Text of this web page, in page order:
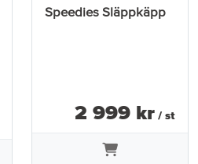
Speedies Släppkäpp
2 999 kr / st